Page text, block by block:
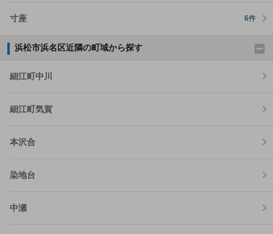
寸座 6件
浜松市浜名区近隣の町域から探す
細江町中川
細江町気賀
本沢合
染地台
中瀬